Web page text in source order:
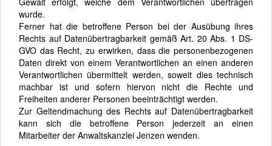
wurde.
Ferner hat die betroffene Person bei der Ausübung ihres
Rechts auf Datenübertragbarkeit gemäß Art. 20 Abs. 1 DS-
GVO das Recht, zu erwirken, dass die personenbezogenen
Daten direkt von einem Verantwortlichen an einen anderen
Verantwortlichen übermittelt werden, soweit dies technisch
machbar ist und sofern hiervon nicht die Rechte und
Freiheiten anderer Personen beeinträchtigt werden.
Zur Geltendmachung des Rechts auf Datenübertragbarkeit
kann sich die betroffene Person jederzeit an einen
Mitarbeiter der Anwaltskanzlei Jenzen wenden.